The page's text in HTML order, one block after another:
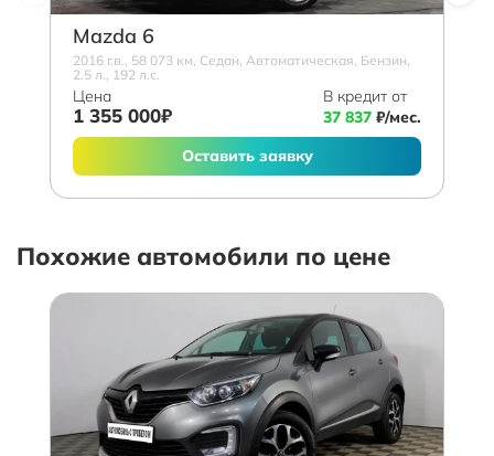
Mazda 6
2016 г.в., 58 073 км, Седан, Автоматическая, Бензин,
2.5 л., 192 л.с.
Цена
1 355 000₽
В кредит от
37 837 ₽/мес.
Оставить заявку
Похожие автомобили по цене